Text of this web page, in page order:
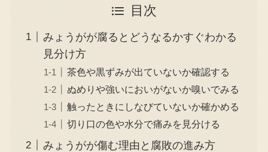
目次
みょうがが腐るとどうなるかすぐわかる
見分け方
茶色や黒ずみが出ていないか確認する
ぬめりや強いにおいがないか嗅いでみる
触ったときにしなびていないか確かめる
切り口の色や水分で痛みを見分ける
みょうがが傷む理由と腐敗の進み方